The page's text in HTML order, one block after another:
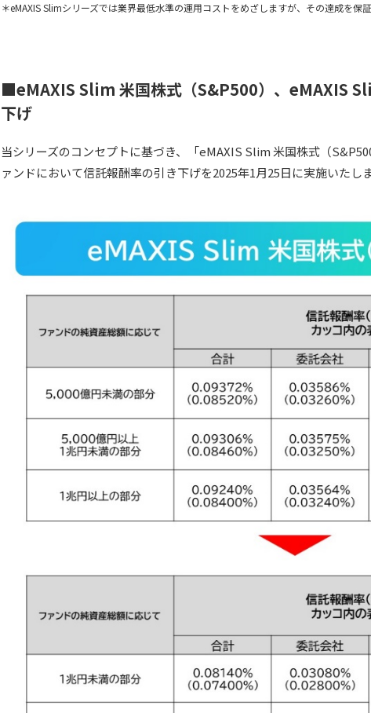
＊eMAXIS Slimシリーズでは業界最低水準の運用コストをめざしますが、その達成を保
■eMAXIS Slim 米国株式（S&P500）、eMAXIS
下げ
当シリーズのコンセプトに基づき、「eMAXIS Slim 米国株式（
ァンドにおいて信託報酬率の引き下げを2025年1月25日に実施いたし